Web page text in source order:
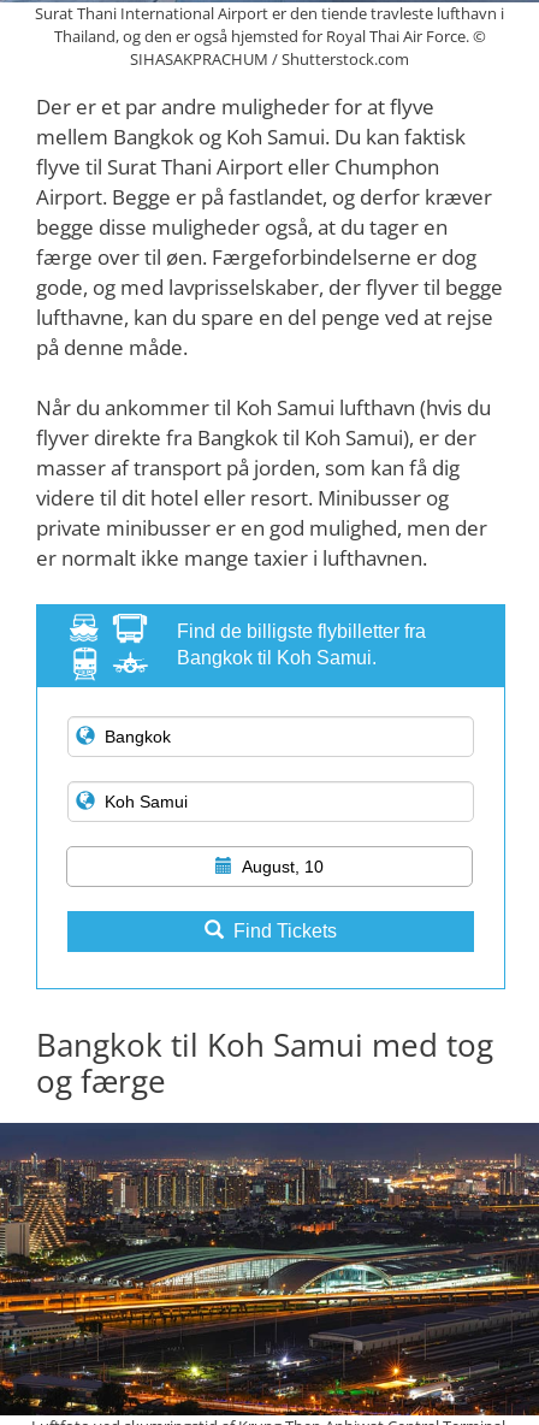
Surat Thani International Airport er den tiende travleste lufthavn i
Thailand, og den er også hjemsted for Royal Thai Air Force. ©
SIHASAKPRACHUM / Shutterstock.com
Der er et par andre muligheder for at flyve
mellem Bangkok og Koh Samui. Du kan faktisk
flyve til Surat Thani Airport eller Chumphon
Airport. Begge er på fastlandet, og derfor kræver
begge disse muligheder også, at du tager en
færge over til øen. Færgeforbindelserne er dog
gode, og med lavprisselskaber, der flyver til begge
lufthavne, kan du spare en del penge ved at rejse
på denne måde.
Når du ankommer til Koh Samui lufthavn (hvis du
flyver direkte fra Bangkok til Koh Samui), er der
masser af transport på jorden, som kan få dig
videre til dit hotel eller resort. Minibusser og
private minibusser er en god mulighed, men der
er normalt ikke mange taxier i lufthavnen.
Find de billigste flybilletter fra
Bangkok til Koh Samui.
August, 10
Find Tickets
Bangkok til Koh Samui med tog
og færge